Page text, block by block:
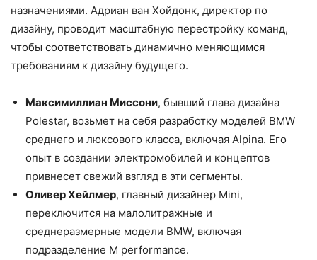
назначениями. Адриан ван Хойдонк, директор по
дизайну, проводит масштабную перестройку команд,
чтобы соответствовать динамично меняющимся
требованиям к дизайну будущего.
Максимиллиан Миссони, бывший глава дизайна
Polestar, возьмет на себя разработку моделей BMW
среднего и люксового класса, включая Alpina. Его
опыт в создании электромобилей и концептов
привнесет свежий взгляд в эти сегменты.
Оливер Хейлмер, главный дизайнер Mini,
переключится на малолитражные и
среднеразмерные модели BMW, включая
подразделение M performance.